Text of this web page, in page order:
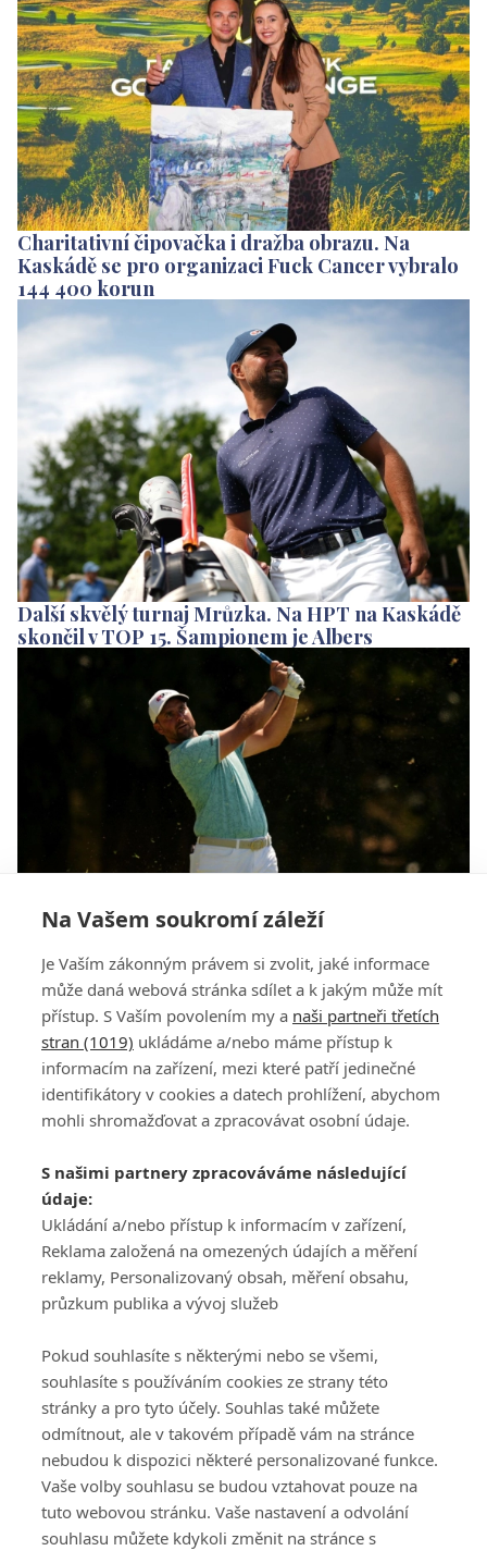
Na Vašem soukromí záleží
Je Vaším zákonným právem si zvolit, jaké informace
může daná webová stránka sdílet a k jakým může mít
přístup. S Vaším povolením my a naši partneři třetích
stran (1019) ukládáme a/nebo máme přístup k
informacím na zařízení, mezi které patří jedinečné
identifikátory v cookies a datech prohlížení, abychom
mohli shromažďovat a zpracovávat osobní údaje.
S našimi partnery zpracováváme následující
údaje:
Ukládání a/nebo přístup k informacím v zařízení,
Reklama založená na omezených údajích a měření
reklamy, Personalizovaný obsah, měření obsahu,
průzkum publika a vývoj služeb
Pokud souhlasíte s některými nebo se všemi,
souhlasíte s používáním cookies ze strany této
stránky a pro tyto účely. Souhlas také můžete
odmítnout, ale v takovém případě vám na stránce
nebudou k dispozici některé personalizované funkce.
Vaše volby souhlasu se budou vztahovat pouze na
tuto webovou stránku. Vaše nastavení a odvolání
souhlasu můžete kdykoli změnit na stránce s
Charitativní čipovačka i dražba obrazu. Na
Kaskádě se pro organizaci Fuck Cancer vybralo
144 400 korun
Další skvělý turnaj Mrůzka. Na HPT na Kaskádě
skončil v TOP 15. Šampionem je Albers
Mrůzek má na Kaskádě na dostřel TOP 10,
pohádka sedmnáctiletého Brejníka pokračuje
Všeobecné obchodní
podmínky služby
GolfExtra.cz Premium
Podmínky zpracování
osobních údajů při
GolfExtra
Ceník GolfExtra.cz
Premium
Doporučené odkazy
ATV CZ, s.r.o.
140 00 Praha 4
Editor Obchod